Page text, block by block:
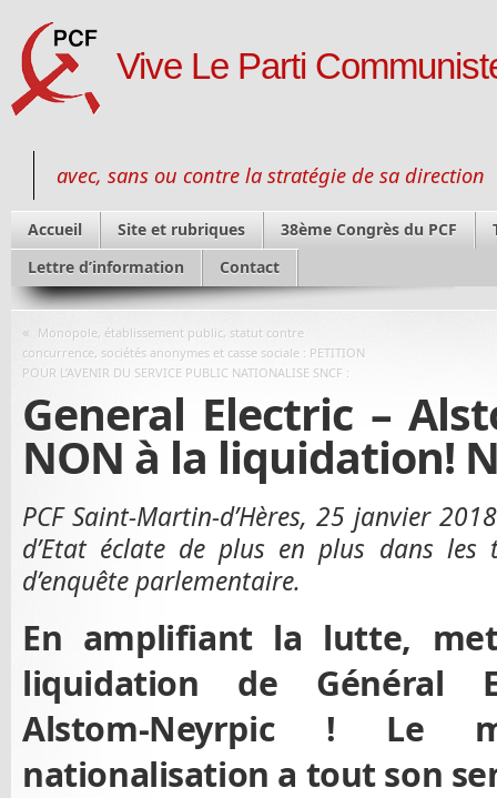
Vive Le Parti
avec, sans ou contre la stratégie de sa direction
Accueil Site et rubriques 38ème Congrès du PCF
Lettre d’information
Contact
« Monopole, établissement public, statut contre
concurrence, sociétés anonymes et casse sociale : PETITION
POUR L’AVENIR DU SERVICE PUBLIC NATIONALISE SNCF :
General Electric –
NON à la liquidation!
PCF Saint-Martin-d’Hères, 25 janvier
d’Etat éclate de plus en plus dans les
d’enquête parlementaire.
En amplifiant la lutte,
liquidation de Général
Alstom-Neyrpic ! Le
nationalisation a tout son